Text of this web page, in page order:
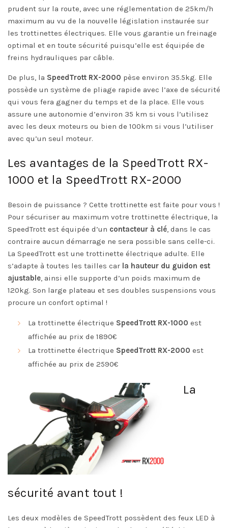
prudent sur la route, avec une réglementation de 25km/h
maximum au vu de la nouvelle législation instaurée sur
les trottinettes électriques. Elle vous garantie un freinage
optimal et en toute sécurité puisqu’elle est équipée de
freins hydrauliques par câble.
De plus, la SpeedTrott RX-2000 pèse environ 35.5kg. Elle
possède un système de pliage rapide avec l’axe de sécurité
qui vous fera gagner du temps et de la place. Elle vous
assure une autonomie d’environ 35 km si vous l’utilisez
avec les deux moteurs ou bien de 100km si vous l’utiliser
avec qu’un seul moteur.
Les avantages de la SpeedTrott RX-
1000 et la SpeedTrott RX-2000
Besoin de puissance ? Cette trottinette est faite pour vous !
Pour sécuriser au maximum votre trottinette électrique, la
SpeedTrott est équipée d’un contacteur à clé, dans le cas
contraire aucun démarrage ne sera possible sans celle-ci.
La SpeedTrott est une trottinette électrique adulte. Elle
s’adapte à toutes les tailles car la hauteur du guidon est
ajustable, ainsi elle supporte d’un poids maximum de
120kg. Son large plateau et ses doubles suspensions vous
procure un confort optimal !
La trottinette électrique SpeedTrott RX-1000 est
affichée au prix de 1890€
La trottinette électrique SpeedTrott RX-2000 est
affichée au prix de 2590€
La
sécurité avant tout !
Les deux modèles de SpeedTrott possèdent des feux LED à